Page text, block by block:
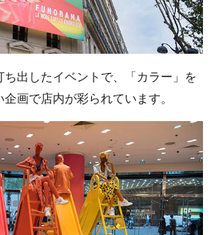
出したイベントで、「カラー」を
画で店内が彩られています。